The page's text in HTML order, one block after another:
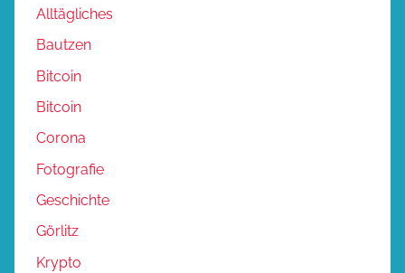
Alltägliches
Bautzen
Bitcoin
Bitcoin
Corona
Fotografie
Geschichte
Görlitz
Krypto